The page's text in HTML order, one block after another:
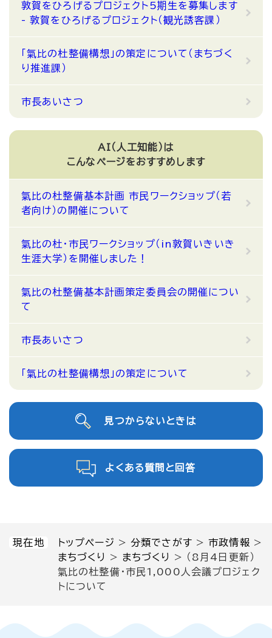
現在地 トップページ >分類でさがす >市政情報 >
まちづくり
> まちづくり >
（8月4日更新）
氣比の杜整備・市民1,000人会議プロジェク
トについて
敦賀をひろげるプロジェクト5期生を募集します
- 敦賀をひろげるプロジェクト（観光誘客課）
「氣比の杜整備構想」の策定について（まちづく
り推進課）
市長あいさつ
AI（人工知能）は
こんなページをおすすめします
氣比の杜整備基本計画 市民ワークショップ（若
者向け）の開催について
氣比の杜・市民ワークショップ（in敦賀いきいき
生涯大学）を開催しました！
氣比の杜整備基本計画策定委員会の開催につい
て
市長あいさつ
「氣比の杜整備構想」の策定について
見つからないときは
よくある質問と回答